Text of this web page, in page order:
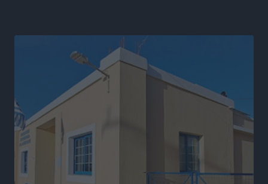
– Στο μικροσκόπιο τουριστικοί προορισμοί, ταμειακές
και συναλλαγές POS
πριν 7 ώρες
Δημόσιο: Το νέο καθεστώς επιλογής προϊσταμένων, τι
προβλέπει το νομοσχέδιο του Υπ. Εσωτερικών
Ειδήσεις πριν 7 ώρες
Ποιες κατηγορίες καταστημάτων συγκεντρώνουν τη